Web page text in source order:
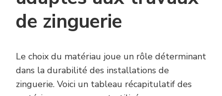
de zinguerie
Le choix du matériau joue un rôle déterminant
dans la durabilité des installations de
zinguerie. Voici un tableau récapitulatif des